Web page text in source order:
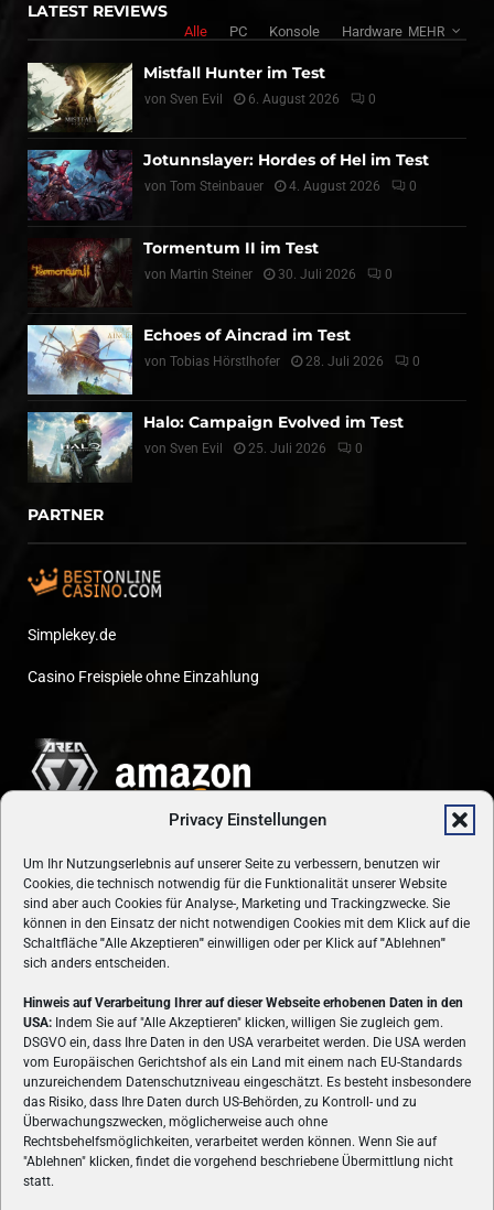
Privacy Einstellungen
Um Ihr Nutzungserlebnis auf unserer Seite zu verbessern, benutzen wir
Cookies, die technisch notwendig für die Funktionalität unserer Website
sind aber auch Cookies für Analyse-, Marketing und Trackingzwecke. Sie
können in den Einsatz der nicht notwendigen Cookies mit dem Klick auf die
Schaltfläche "Alle Akzeptieren" einwilligen oder per Klick auf"Ablehnen"
sich anders entscheiden.
Hinweis auf Verarbeitung Ihrer auf dieser Webseite erhobenen Daten in den
USA: Indem Sie auf "Alle Akzeptieren" klicken, willigen Sie zugleich gem.
DSGVO ein, dass Ihre Daten in den USA verarbeitet werden. Die USA werden
vom Europäischen Gerichtshof als ein Land mit einem nach EU-Standards
unzureichendem Datenschutzniveau eingeschätzt. Es besteht insbesondere
das Risiko, dass Ihre Daten durch US-Behörden, zu Kontroll- und zu
Überwachungszwecken, möglicherweise auch ohne
Rechtsbehelfsmöglichkeiten, verarbeitet werden können. Wenn Sie auf
"Ablehnen" klicken, findet die vorgehend beschriebene Übermittlung nicht
statt.
LATEST REVIEWS
Alle PC Konsole Hardware MEHR
Mistfall Hunter im Test
von Sven Evil 6. August 2026 0
Jotunnslayer: Hordes of Hel im Test
von Tom Steinbauer 4. August 2026 0
Tormentum II im Test
von Martin Steiner 30. Juli 2026 0
Echoes of Aincrad im Test
von Tobias Hörstlhofer 28. Juli 2026 0
Halo: Campaign Evolved im Test
von Sven Evil 25. Juli 2026 0
PARTNER
Simplekey.de
Casino Freispiele ohne Einzahlung
ÜBER UNS
VON GAMERN, FÜR GAMER! Gamers.at ist das älteste Online-
Spielemagazin Österreichs und bringt täglich aktuelle News,
Reviews und Videos zu PC- und Konsolenspielen, Gaming-
Hardware und aus der Welt des e-Sport's.